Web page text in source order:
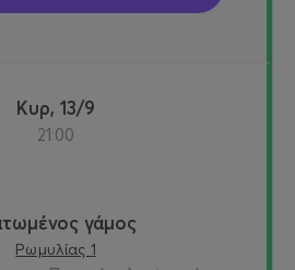
Κυρ, 13/9
21:00
γάμος
Ρωμυλίας 1